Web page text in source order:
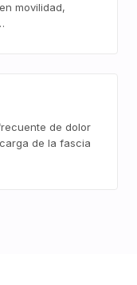
movilidad,
de dolor
de la fascia